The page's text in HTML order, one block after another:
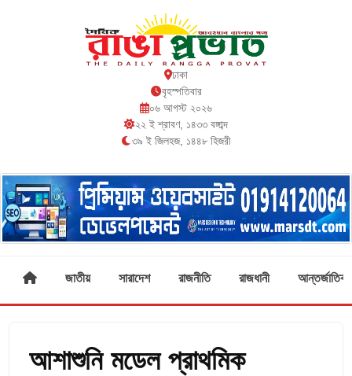
ঢাকা
বৃহস্পতিবার
০৬ আগস্ট ২০২৬
২২ ই শ্রাবণ, ১৪৩৩ বঙ্গাব্দ
৩৯ ই জিলহজ, ১৪৪৮ হিজরী
জাতীয় সারাদেশ রাজনীতি রাজধানী আন্তর্জাতিক
আশাশুনি মডেল প্রাথমিক